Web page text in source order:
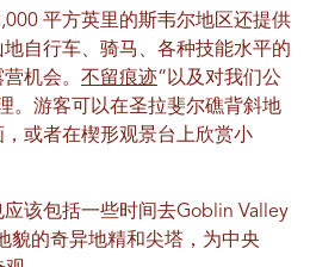
平方英里的斯韦尔地区还提供
自行车、骑马、各种技能水平的
机会。 不留痕迹“以及对我们公
。游客可以在圣拉斐尔礁背斜地
或者在楔形观景台上欣赏小
该包括一些时间去Goblin Valley
貌的奇异地精和尖塔，为中央